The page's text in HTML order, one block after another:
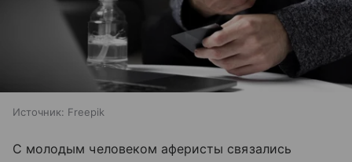
Источник: Freepik
С молодым человеком аферисты связались